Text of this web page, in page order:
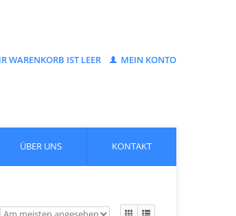
WARENKORB IST LEER MEIN KONTO
ÜBER UNS KONTAKT